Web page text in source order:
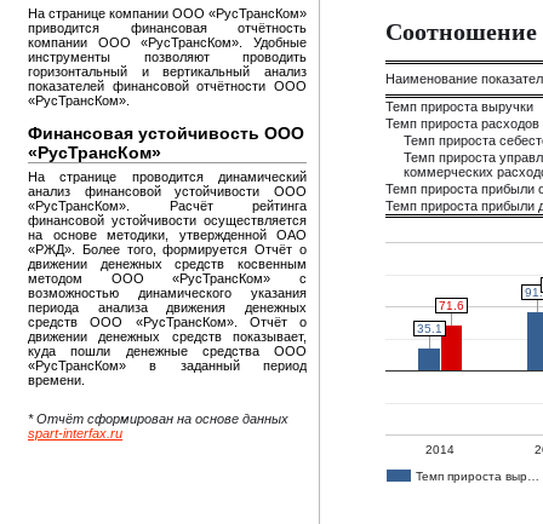
На странице компании ООО «РусТрансКом»
приводится финансовая отчётность
компании ООО «РусТрансКом». Удобные
инструменты позволяют проводить
горизонтальный и вертикальный анализ
показателей финансовой отчётности ООО
«РусТрансКом».
Финансовая устойчивость ООО
«РусТрансКом»
На странице проводится динамический
анализ финансовой устойчивости ООО
«РусТрансКом». Расчёт рейтинга
финансовой устойчивости осуществляется
на основе методики, утвержденной ОАО
«РЖД». Более того, формируется Отчёт о
движении денежных средств косвенным
методом ООО «РусТрансКом» с
возможностью динамического указания
периода анализа движения денежных
средств ООО «РусТрансКом». Отчёт о
движении денежных средств показывает,
куда пошли денежные средства ООО
«РусТрансКом» в заданный период
времени.
* Отчёт сформирован на основе данных
spart-interfax.ru
Соотношение
Наименование
Темп прироста выручки
Темп прироста расходов
Темп прироста
Темп прироста
коммерческих
Темп прироста прибыли
Темп прироста прибыли
Темп прироста выр…
2014
35.1
35.1
71.6
71.6